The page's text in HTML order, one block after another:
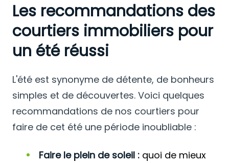
Les recommandations des
courtiers immobiliers pour
un été réussi
L'été est synonyme de détente, de bonheurs
simples et de découvertes. Voici quelques
recommandations de nos courtiers pour
faire de cet été une période inoubliable :
Faire le plein de soleil : quoi de mieux